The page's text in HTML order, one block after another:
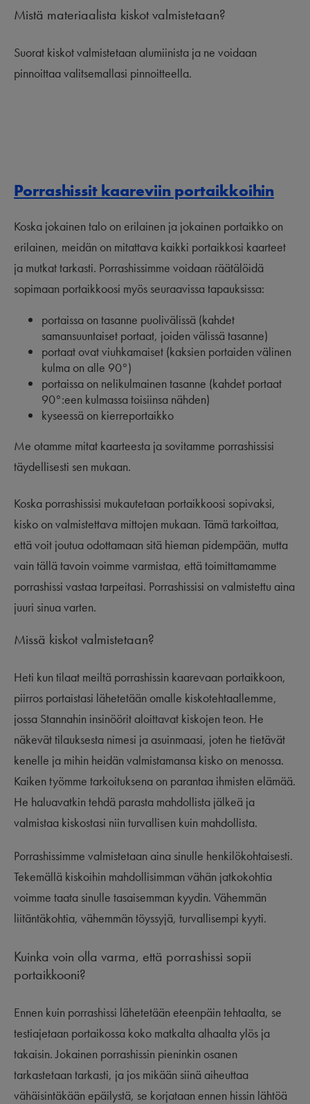
Mistä materiaalista kiskot valmistetaan?
Suorat kiskot valmistetaan alumiinista ja ne voidaan
pinnoittaa valitsemallasi pinnoitteella.
Porrashissit kaareviin portaikkoihin
Koska jokainen talo on erilainen ja jokainen portaikko on
erilainen, meidän on mitattava kaikki portaikkosi kaarteet
ja mutkat tarkasti. Porrashissimme voidaan räätälöidä
sopimaan portaikkoosi myös seuraavissa tapauksissa:
portaissa on tasanne puolivälissä (kahdet
samansuuntaiset portaat, joiden välissä tasanne)
portaat ovat viuhkamaiset (kaksien portaiden välinen
kulma on alle 90°)
portaissa on nelikulmainen tasanne (kahdet portaat
90°:een kulmassa toisiinsa nähden)
kyseessä on kierreportaikko
Me otamme mitat kaarteesta ja sovitamme porrashissisi
täydellisesti sen mukaan.
Koska porrashissisi mukautetaan portaikkoosi sopivaksi,
kisko on valmistettava mittojen mukaan. Tämä tarkoittaa,
että voit joutua odottamaan sitä hieman pidempään, mutta
vain tällä tavoin voimme varmistaa, että toimittamamme
porrashissi vastaa tarpeitasi. Porrashissisi on valmistettu aina
juuri sinua varten.
Missä kiskot valmistetaan?
Heti kun tilaat meiltä porrashissin kaarevaan portaikkoon,
piirros portaistasi lähetetään omalle kiskotehtaallemme,
jossa Stannahin insinöörit aloittavat kiskojen teon. He
näkevät tilauksesta nimesi ja asuinmaasi, joten he tietävät
kenelle ja mihin heidän valmistamansa kisko on menossa.
Kaiken työmme tarkoituksena on parantaa ihmisten elämää.
He haluavatkin tehdä parasta mahdollista jälkeä ja
valmistaa kiskostasi niin turvallisen kuin mahdollista.
Porrashissimme valmistetaan aina sinulle henkilökohtaisesti.
Tekemällä kiskoihin mahdollisimman vähän jatkokohtia
voimme taata sinulle tasaisemman kyydin. Vähemmän
liitäntäkohtia, vähemmän töyssyjä, turvallisempi kyyti.
Kuinka voin olla varma, että porrashissi sopii
portaikkooni?
Ennen kuin porrashissi lähetetään eteenpäin tehtaalta, se
testiajetaan portaikossa koko matkalta alhaalta ylös ja
takaisin. Jokainen porrashissin pieninkin osanen
tarkastetaan tarkasti, ja jos mikään siinä aiheuttaa
vähäisintäkään epäilystä, se korjataan ennen hissin lähtöä